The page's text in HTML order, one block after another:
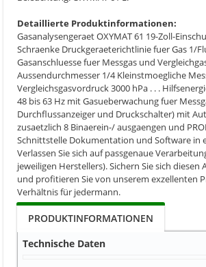
Detaillierte Produktinformationen:
Gasanalysengeraet OXYMAT 61 19-Zoll-
Schraenke Druckgeraeterichtlinie fuer Gas 1/
Gasanschluesse fuer Messgas und
Aussendurchmesser 1/4 Kleinstmoegliche
Vergleichsgasvordruck 3000 hPa . . .
48 bis 63 Hz mit Gasueberwachung fuer
Durchflussanzeiger und Druckschalter) mit
zusaetzlich 8 Binaerein-/ ausgaengen und
Schnittstelle Dokumentation und Software in
Verlassen Sie sich auf passgenaue
jeweiligen Herstellers). Sichern Sie sich diesen
und profitieren Sie von unserem exzellenten
Verhältnis für jedermann.
PRODUKTINFORMATIONEN
Technische Daten